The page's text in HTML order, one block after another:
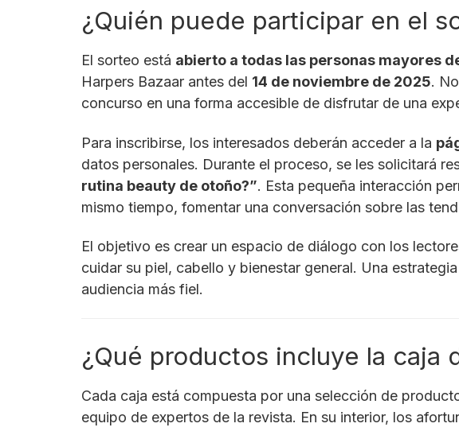
¿Quién puede participar en el
El sorteo está abierto a todas las personas mayores
Harpers Bazaar antes del 14 de noviembre de 2025.
concurso en una forma accesible de disfrutar de una
Para inscribirse, los interesados deberán acceder a la
datos personales. Durante el proceso, se les solicitará
rutina beauty de otoño?”. Esta pequeña interacción
mismo tiempo, fomentar una conversación sobre las
El objetivo es crear un espacio de diálogo con los
cuidar su piel, cabello y bienestar general. Una
audiencia más fiel.
¿Qué productos incluye la caja
Cada caja está compuesta por una selección de
equipo de expertos de la revista. En su interior, los